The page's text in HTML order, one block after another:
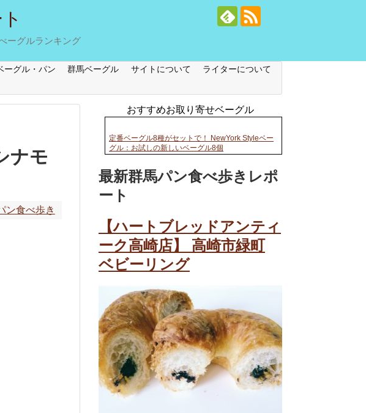
ーグルランキング
ーグル・パン 群馬ベーグル サイトについて
ライターについて
ナモ
ン食べ歩き
おすすめお取り寄せベーグル
定番ベーグル8種がセットで！ NewYork Styleベー
グル：お試しの新しいベーグル8個
最新群馬パン食べ歩きレポ
ート
【ハートブレッドアンティ
ーク高崎店】 高崎市緑町
ベビーリング